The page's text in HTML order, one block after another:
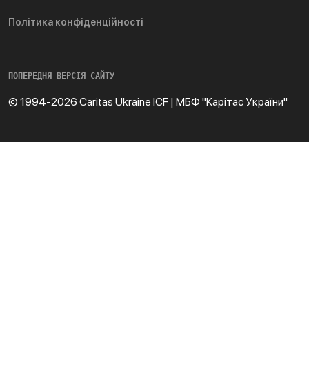
Політика конфіденційності
ПОПЕРЕДНЯ ВЕРСІЯ САЙТУ
© 1994-2026 Caritas Ukraine ICF | МБФ "Карітас України"